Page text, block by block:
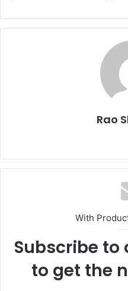
Rao
With
Subscribe
to get the